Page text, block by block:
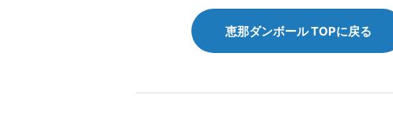
恵那ダンボール TOPに戻る